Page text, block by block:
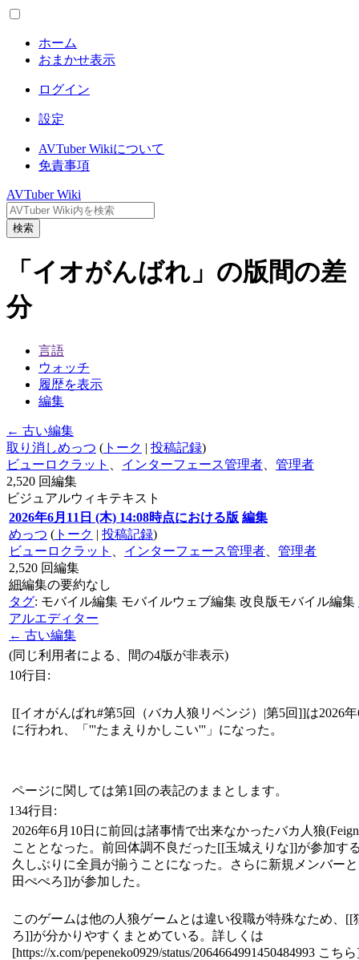
ホーム
おまかせ表示
ログイン
設定
AVTuber Wikiについて
免責事項
AVTuber Wiki
検索
「イオがんばれ」の版間の差
分
言語
ウォッチ
履歴を表示
編集
← 古い編集
取り消しめっつ ( トーク | 投稿記録)
ビューロクラット
インターフェース管理者
管理者
2,520 回編集
ビジュアルウィキテキスト
2026年6月11日 (木) 14:08時点における版 編集
めっつ ( トーク | 投稿記録)
ビューロクラット
インターフェース管理者
管理者
2,520 回編集
細編集の要約なし
タグ: モバイル編集 モバイルウェブ編集 改良版モバイル編集
アルエディター
← 古い編集
(同じ利用者による、間の4版が非表示)
10行目:
[[イオがんばれ#第5回（バカ人狼リベンジ）|第5回]]は2026
に行われ、「'''たまえりかしこい'''」になった。
ページに関しては第1回の表記のままとします。
134行目:
2026年6月10日に前回は諸事情で出来なかったバカ人狼
こととなった。前回体調不良だった[[玉城えりな]]が参加す
久しぶりに全員が揃うことになった。さらに新規メンバー
田ぺぺろ]]が参加した。
このゲームは他の人狼ゲームとは違い役職が特殊なため、[[
ろ]]が分かりやすくまとめている。詳しくは
[https://x.com/pepeneko0929/status/2064664991450484993 こち